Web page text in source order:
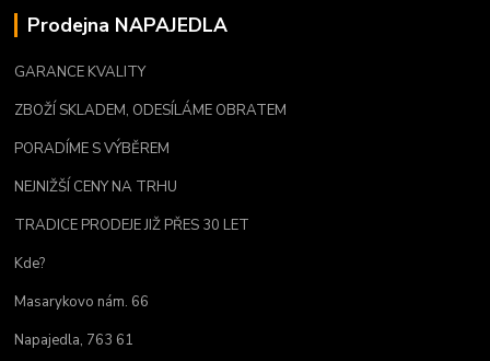
Prodejna NAPAJEDLA
GARANCE KVALITY
ZBOŽÍ SKLADEM, ODESÍLÁME OBRATEM
PORADÍME S VÝBĚREM
NEJNIŽŠÍ CENY NA TRHU
TRADICE PRODEJE JIŽ PŘES 30 LET
Kde?
Masarykovo nám. 66
Napajedla, 763 61